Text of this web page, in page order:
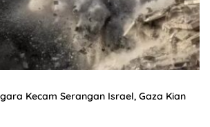
Kecam Serangan Israel, Gaza Kian